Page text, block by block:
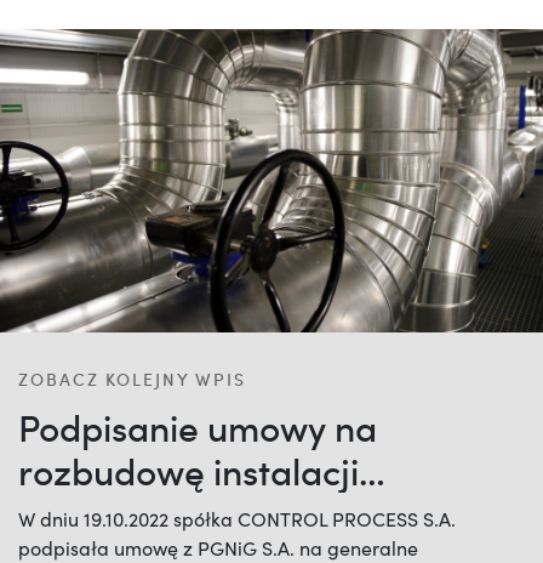
ZOBACZ KOLEJNY WPIS
Podpisanie umowy na
rozbudowę instalacji
produkcyjnych i budowę
W dniu 19.10.2022 spółka CONTROL PROCESS S.A.
podpisała umowę z PGNiG S.A. na generalne